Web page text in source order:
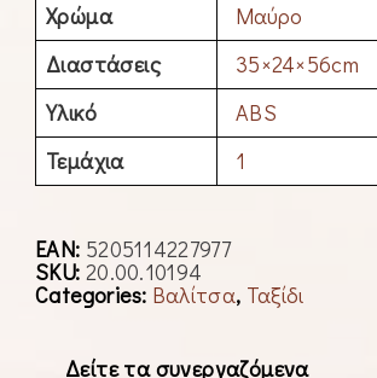
Χρώμα
Μαύρο
Διαστάσεις
35×24×56cm
Υλικό
ABS
Τεμάχια
1
EAN: 5205114227977
SKU: 20.00.10194
Categories: Βαλίτσα, Ταξίδι
Δείτε τα συνεργαζόμενα